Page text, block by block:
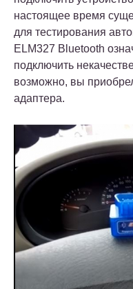
настоящее время
для тестирования
ELM327 Bluetooth
подключить
возможно, вы
адаптера.